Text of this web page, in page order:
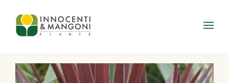
Skip to main content